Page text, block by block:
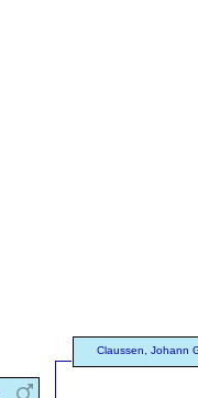
Claussen, Johann